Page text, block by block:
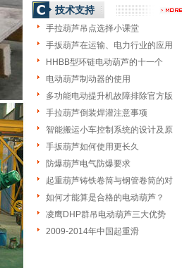
技术支持
手拉葫芦吊点选择小课堂
手扳葫芦在运输、电力行业的应用
HHBB型环链电动葫芦的十一个
电动葫芦制动器的使用
多功能电动提升机故障排除官方版
手拉葫芦倒装焊灌注意事项
智能搬运小车控制系统的设计及原
手扳葫芦如何使用更长久
防爆葫芦电气防爆要求
起重葫芦铸铁卷筒与钢管卷筒的对
如何才能算是合格的电动葫芦？
凌鹰DHP群吊电动葫芦三大优势
2009-2014年中国起重滑